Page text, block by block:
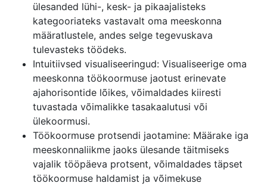
ülesanded lühi-, kesk- ja pikaajalisteks
kategooriateks vastavalt oma meeskonna
määratlustele, andes selge tegevuskava
tulevasteks töödeks.
Intuitiivsed visualiseeringud: Visualiseerige oma
meeskonna töökoormuse jaotust erinevate
ajahorisontide lõikes, võimaldades kiiresti
tuvastada võimalikke tasakaalutusi või
ülekoormusi.
Töökoormuse protsendi jaotamine: Määrake iga
meeskonnaliikme jaoks ülesande täitmiseks
vajalik tööpäeva protsent, võimaldades täpset
töökoormuse haldamist ja võimekuse